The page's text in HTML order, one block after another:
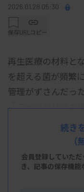
2026.01.28 05:30
保存URLコピー
再生医療の材料と
を超える菌が頻繁
管理がずさんだっ
「コージンバイオ
坂戸市）に、再生
命令を出した。同
れた患者が死亡す
する細胞の製造を
続き
会員登録していた
き、 記事の保存機能